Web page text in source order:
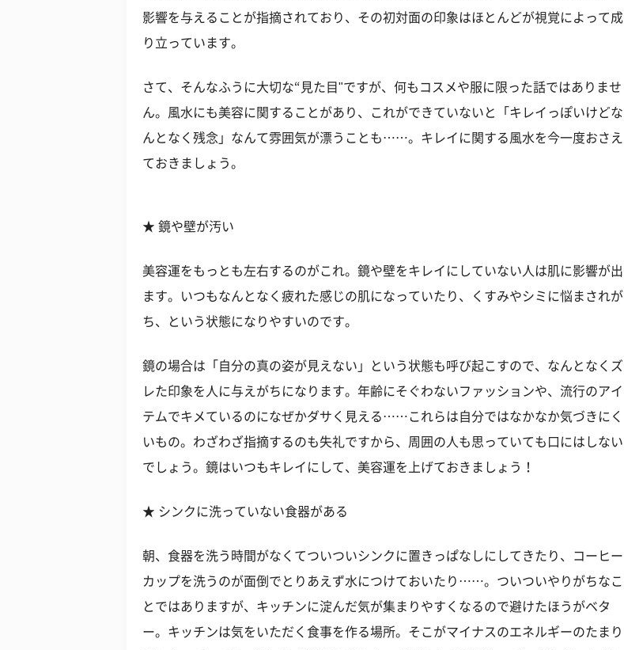
影響を与えることが指摘されており、その初対面の印象はほとんどが視覚によって成
り立っています。
さて、そんなふうに大切な“見た目"ですが、何もコスメや服に限った話ではありませ
ん。風水にも美容に関することがあり、これができていないと「キレイっぽいけどな
んとなく残念」なんて雰囲気が漂うことも……。キレイに関する風水を今一度おさえ
ておきましょう。
★ 鏡や壁が汚い
美容運をもっとも左右するのがこれ。鏡や壁をキレイにしていない人は肌に影響が出
ます。いつもなんとなく疲れた感じの肌になっていたり、くすみやシミに悩まされが
ち、という状態になりやすいのです。
鏡の場合は「自分の真の姿が見えない」という状態も呼び起こすので、なんとなくズ
レた印象を人に与えがちになります。年齢にそぐわないファッションや、流行のアイ
テムでキメているのになぜかダサく見える……これらは自分ではなかなか気づきにく
いもの。わざわざ指摘するのも失礼ですから、周囲の人も思っていても口にはしない
でしょう。鏡はいつもキレイにして、美容運を上げておきましょう！
★ シンクに洗っていない食器がある
朝、食器を洗う時間がなくてついついシンクに置きっぱなしにしてきたり、コーヒー
カップを洗うのが面倒でとりあえず水につけておいたり……。ついついやりがちなこ
とではありますが、キッチンに淀んだ気が集まりやすくなるので避けたほうがベタ
ー。キッチンは気をいただく食事を作る場所。そこがマイナスのエネルギーのたまり